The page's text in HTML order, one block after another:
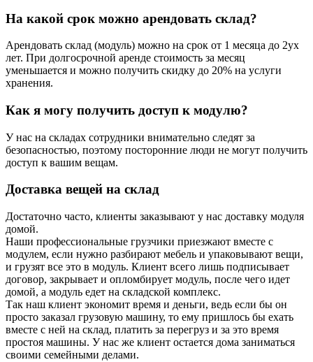
На какой срок можно арендовать склад?
Арендовать склад (модуль) можно на срок от 1 месяца до 2ух
лет. При долгосрочной аренде стоимость за месяц
уменьшается и можно получить скидку до 20% на услуги
хранения.
Как я могу получить доступ к модулю?
У нас на складах сотрудники внимательно следят за
безопасностью, поэтому посторонние люди не могут получить
доступ к вашим вещам.
Доставка вещей на склад
Достаточно часто, клиенты заказывают у нас доставку модуля
домой.
Наши профессиональные грузчики приезжают вместе с
модулем, если нужно разбирают мебель и упаковывают вещи,
и грузят все это в модуль. Клиент всего лишь подписывает
договор, закрывает и опломбирует модуль, после чего идет
домой, а модуль едет на складской комплекс.
Так наш клиент экономит время и деньги, ведь если бы он
просто заказал грузовую машину, то ему пришлось бы ехать
вместе с ней на склад, платить за перегруз и за это время
простоя машины. У нас же клиент остается дома заниматься
своими семейными делами.